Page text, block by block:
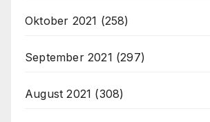
Oktober 2021 (258)
September 2021 (297)
August 2021 (308)